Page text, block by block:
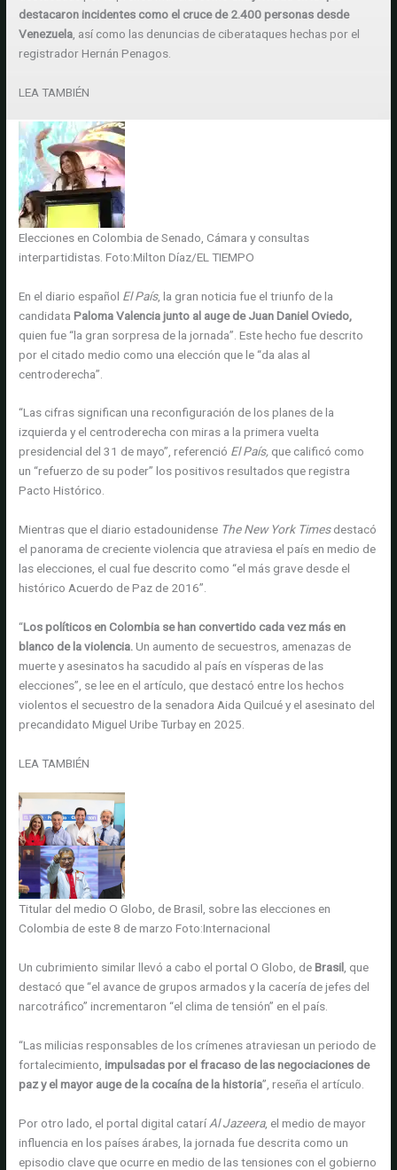
destacaron incidentes como el cruce de 2.400 personas desde
Venezuela , así como las denuncias de ciberataques hechas por el
registrador Hernán Penagos.
LEA TAMBIÉN
Elecciones en Colombia de Senado, Cámara y consultas
interpartidistas. Foto:Milton Díaz/EL TIEMPO
En el diario español El País, la gran noticia fue el triunfo de la
candidataPaloma Valencia junto al auge de Juan Daniel Oviedo,
quien fue “la gran sorpresa de la jornada”. Este hecho fue descrito
por el citado medio como una elección que le “da alas al
centroderecha”.
“Las cifras significan una reconfiguración de los planes de la
izquierda y el centroderecha con miras a la primera vuelta
presidencial del 31 de mayo”, referenció El País, que calificó como
un “refuerzo de su poder” los positivos resultados que registra
Pacto Histórico.
Mientras que el diario estadounidense The New York Timesdestacó
el panorama de creciente violencia que atraviesa el país en medio de
las elecciones, el cual fue descrito como “el más grave desde el
histórico Acuerdo de Paz de 2016”.
“Los políticos en Colombia se han convertido cada vez más en
blanco de la violencia.Un aumento de secuestros, amenazas de
muerte y asesinatos ha sacudido al país en vísperas de las
elecciones”, se lee en el artículo, que destacó entre los hechos
violentos el secuestro de la senadora Aida Quilcué y el asesinato del
precandidato Miguel Uribe Turbay en 2025.
LEA TAMBIÉN
Titular del medio O Globo, de Brasil, sobre las elecciones en
Colombia de este 8 de marzo Foto:Internacional
Un cubrimiento similar llevó a cabo el portal O Globo, deBrasil , que
destacó que “el avance de grupos armados y la cacería de jefes del
narcotráfico” incrementaron “el clima de tensión” en el país.
“Las milicias responsables de los crímenes atraviesan un periodo de
fortalecimiento,impulsadas por el fracaso de las negociaciones de
paz y el mayor auge de la cocaína de la historia”, reseña el artículo.
Por otro lado, el portal digital catarí Al Jazeera, el medio de mayor
influencia en los países árabes, la jornada fue descrita como un
episodio clave que ocurre en medio de las tensiones con el gobierno